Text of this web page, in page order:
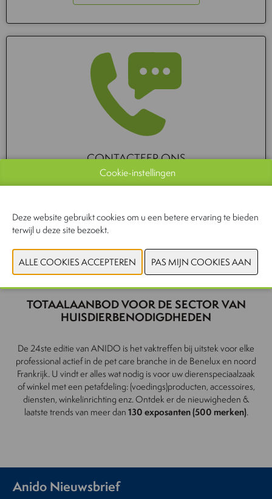
CONTACTEER ONS
We helpen je graag verder met je vragen
CONTACTEER ONS
TOTAALAANBOD VOOR DE SECTOR VAN
HUISDIERBENODIGDHEDEN
De 24ste editie van ANIDO is het vaktreffen bij uitstek voor elke
professional actief in de pet care branche in de Benelux en noord
Frankrijk. U vindt er alles wat nodig is voor uw dierenspeciaalzaak
of winkel met een petafdeling: (voedings)producten, accessoires,
diensten, winkelinrichting enz. Ontdek er de nieuwigheden &
laatste trends van meer dan130 exposanten (500 merken).
Anido Nieuwsbrief
Cookie-instellingen
Deze website gebruikt cookies om u een betere ervaring te bieden
terwijl u deze site bezoekt.